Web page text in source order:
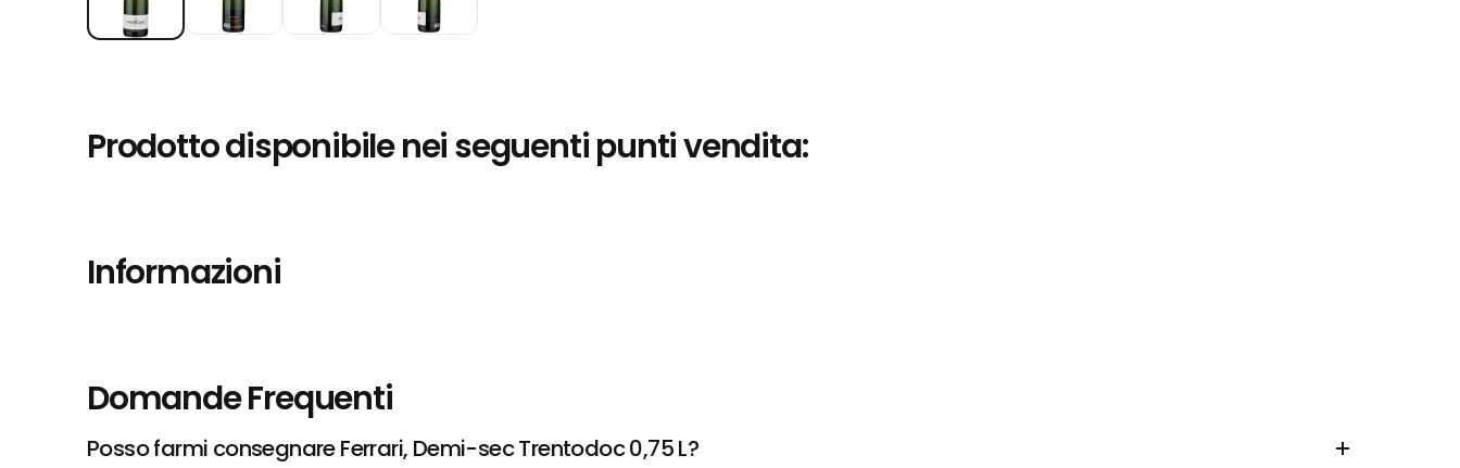
Prodotto disponibile nei seguenti punti vendita:
Informazioni
Domande Frequenti
Posso farmi consegnare Ferrari, Demi-sec Trentodoc 0,75 L?